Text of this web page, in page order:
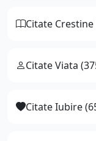
Citate Crestine
Citate Viata
Citate Iubire